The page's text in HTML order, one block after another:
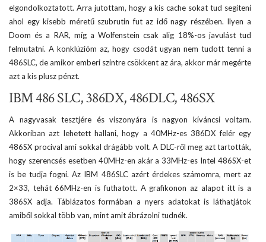
elgondolkoztatott. Arra jutottam, hogy a kis cache sokat tud segíteni
ahol egy kisebb méretű szubrutin fut az idő nagy részében. Ilyen a
Doom és a RAR, míg a Wolfenstein csak alig 18%-os javulást tud
felmutatni. A konklúzióm az, hogy csodát ugyan nem tudott tenni a
486SLC, de amikor emberi szintre csökkent az ára, akkor már megérte
azt a kis plusz pénzt.
IBM 486 SLC, 386DX, 486DLC, 486SX
A nagyvasak tesztjére és viszonyára is nagyon kíváncsi voltam.
Akkoriban azt lehetett hallani, hogy a 40MHz-es 386DX felér egy
486SX procival ami sokkal drágább volt. A DLC-ről meg azt tartották,
hogy szerencsés esetben 40MHz-en akár a 33MHz-es Intel 486SX-et
is be tudja fogni. Az IBM 486SLC azért érdekes számomra, mert az
2×33, tehát 66MHz-en is futhatott. A grafikonon az alapot itt is a
386SX adja. Táblázatos formában a nyers adatokat is láthatjátok
amiből sokkal több van, mint amit ábrázolni tudnék.